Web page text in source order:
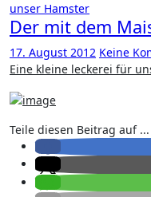
unser Hamster
Der mit dem
17. August 2012 Keine
Eine kleine leckerei für
Teile diesen Beitrag auf ...